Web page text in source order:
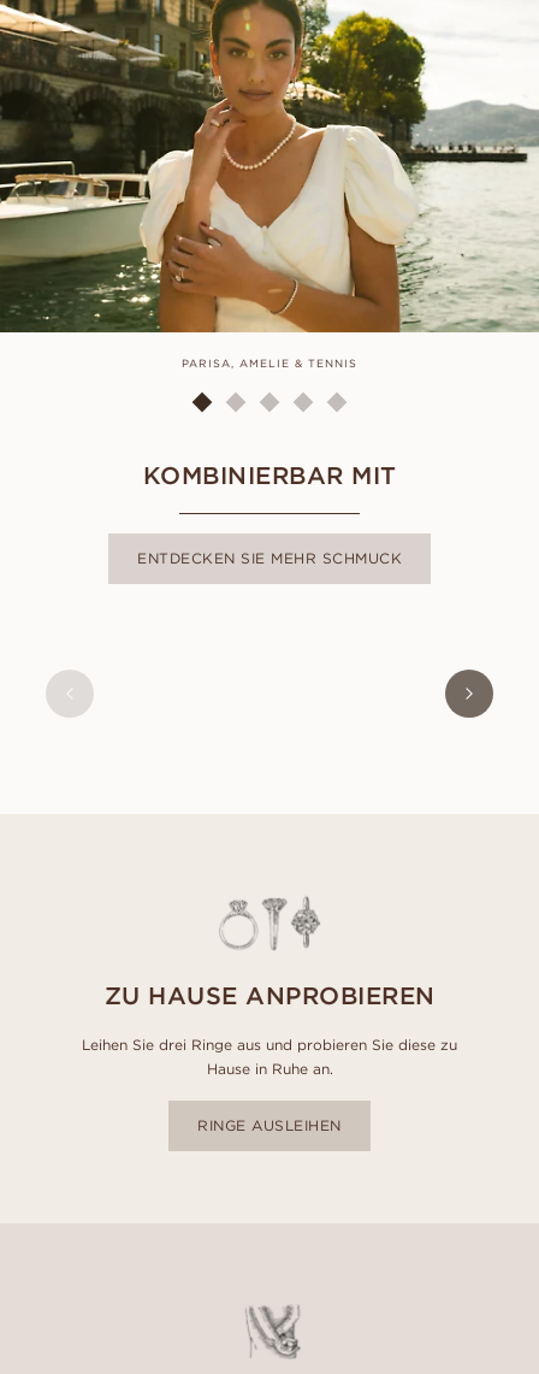
PARISA, AMELIE & TENNIS
KOMBINIERBAR MIT
ENTDECKEN SIE MEHR SCHMUCK
ZU HAUSE ANPROBIEREN
Leihen Sie drei Ringe aus und probieren Sie diese zu
Hause in Ruhe an.
RINGE AUSLEIHEN